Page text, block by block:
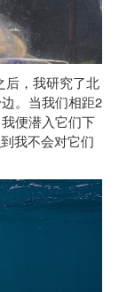
后，我研究了北
。当我们相距2
便潜入它们下
我不会对它们